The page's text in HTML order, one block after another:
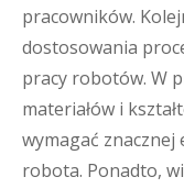
pracowników.
dostosowania
pracy robotów. W
materiałów i
wymagać
robota. Ponadto,